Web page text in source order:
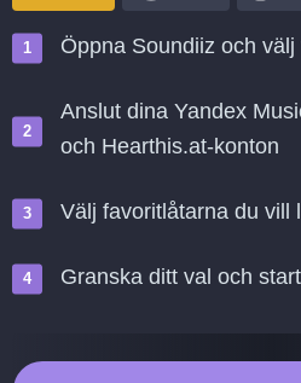
Öppna Soundiiz och
Anslut dina Yandex
och Hearthis.at-konton
Välj favoritlåtarna du vill
Granska ditt val och